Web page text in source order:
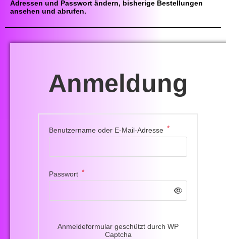
Adressen und Passwort ändern, bisherige Bestellungen
ansehen und abrufen.
Anmeldung
Benutzername oder E-Mail-Adresse *
Passwort *
Anmeldeformular geschützt durch WP
Captcha